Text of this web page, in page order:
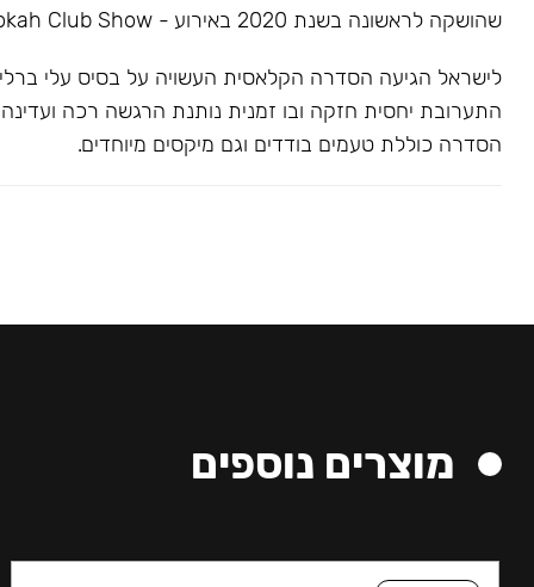
שהושקה לראשונה בשנת 2020 באירוע - Hookah Club Show.
לישראל הגיעה הסדרה הקלאסית העשויה על בסיס עלי
התערובת יחסית חזקה ובו זמנית נותנת הרגשה רכה ועדינה
הסדרה כוללת טעמים בודדים וגם מיקסים מיוחדים.
מוצרים נוספים